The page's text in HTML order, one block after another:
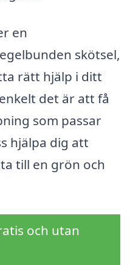
en
skötsel,
rätt hjälp i ditt
det är att få
som passar
hjälpa dig att
till en grön och
och utan